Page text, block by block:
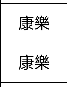
康樂
康樂